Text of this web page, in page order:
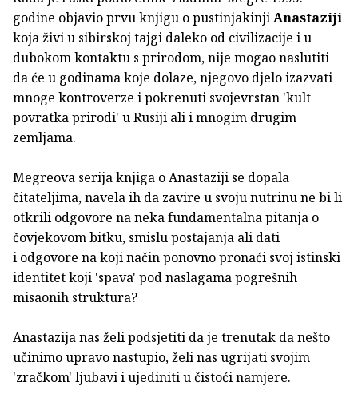
godine objavio prvu knjigu o pustinjakinjiAnastaziji
koja živi u sibirskoj tajgi daleko od civilizacije i u
dubokom kontaktu s prirodom, nije mogao naslutiti
da će u godinama koje dolaze, njegovo djelo izazvati
mnoge kontroverze i pokrenuti svojevrstan 'kult
povratka prirodi' u Rusiji ali i mnogim drugim
zemljama.
Megreova serija knjiga o Anastaziji se dopala
čitateljima, navela ih da zavire u svoju nutrinu ne bi li
otkrili odgovore na neka fundamentalna pitanja o
čovjekovom bitku, smislu postajanja ali dati
i odgovore na koji način ponovno pronaći svoj istinski
identitet koji 'spava' pod naslagama pogrešnih
misaonih struktura?
Anastazija nas želi podsjetiti da je trenutak da nešto
učinimo upravo nastupio, želi nas ugrijati svojim
'zračkom' ljubavi i ujediniti u čistoći namjere.